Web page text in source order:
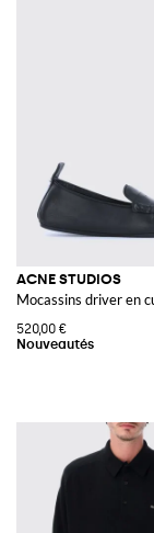
ACNE STUDIOS
Mocassins driver en
520,00 €